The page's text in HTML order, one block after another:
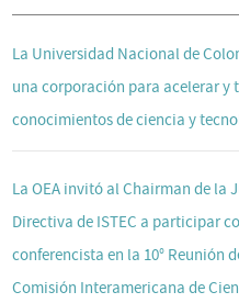
La Universidad Nacional de
una corporación para acelerar y
conocimientos de ciencia y
La OEA invitó al Chairman de la
Directiva de ISTEC a participar
conferencista en la 10° Reunión
Comisión Interamericana de